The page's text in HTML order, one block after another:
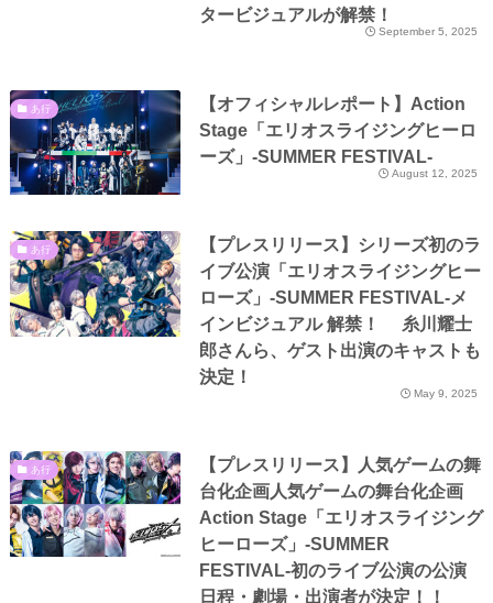
タービジュアルが解禁！
September 5, 2025
あ行
【オフィシャルレポート】Action
Stage「エリオスライジングヒーロ
ーズ」-SUMMER FESTIVAL-
August 12, 2025
あ行
【プレスリリース】シリーズ初のラ
イブ公演「エリオスライジングヒー
ローズ」-SUMMER FESTIVAL-メ
インビジュアル 解禁！ 糸川耀士
郎さんら、ゲスト出演のキャストも
決定！
May 9, 2025
あ行
【プレスリリース】人気ゲームの舞
台化企画人気ゲームの舞台化企画
Action Stage「エリオスライジング
ヒーローズ」-SUMMER
FESTIVAL-初のライブ公演の公演
日程・劇場・出演者が決定！！